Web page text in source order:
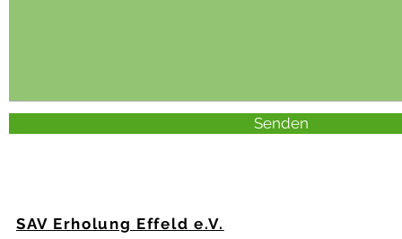
Senden
SAV Erholung Effeld e.V.